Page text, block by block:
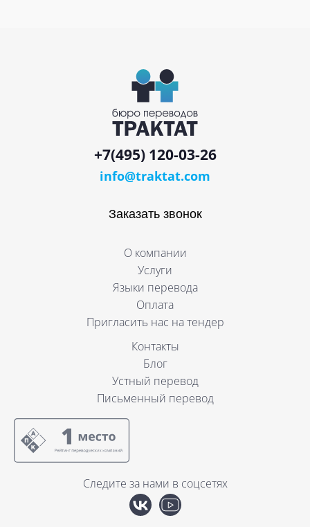
Заказать звонок
О компании
Услуги
Языки перевода
Оплата
Пригласить нас на тендер
Контакты
Блог
Устный перевод
Письменный перевод
+7(495) 120-03-26
info@traktat.com
Следите за нами в соцсетях